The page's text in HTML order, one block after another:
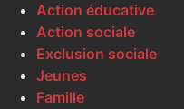
Action éducative
Action sociale
Exclusion sociale
Jeunes
Famille